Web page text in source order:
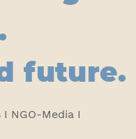
future.
NGO-Media I